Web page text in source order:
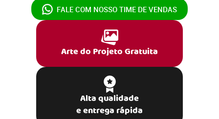
FALE COM NOSSO TIME DE VENDAS
Arte do Projeto Gratuita
Alta qualidade
e entrega rápida